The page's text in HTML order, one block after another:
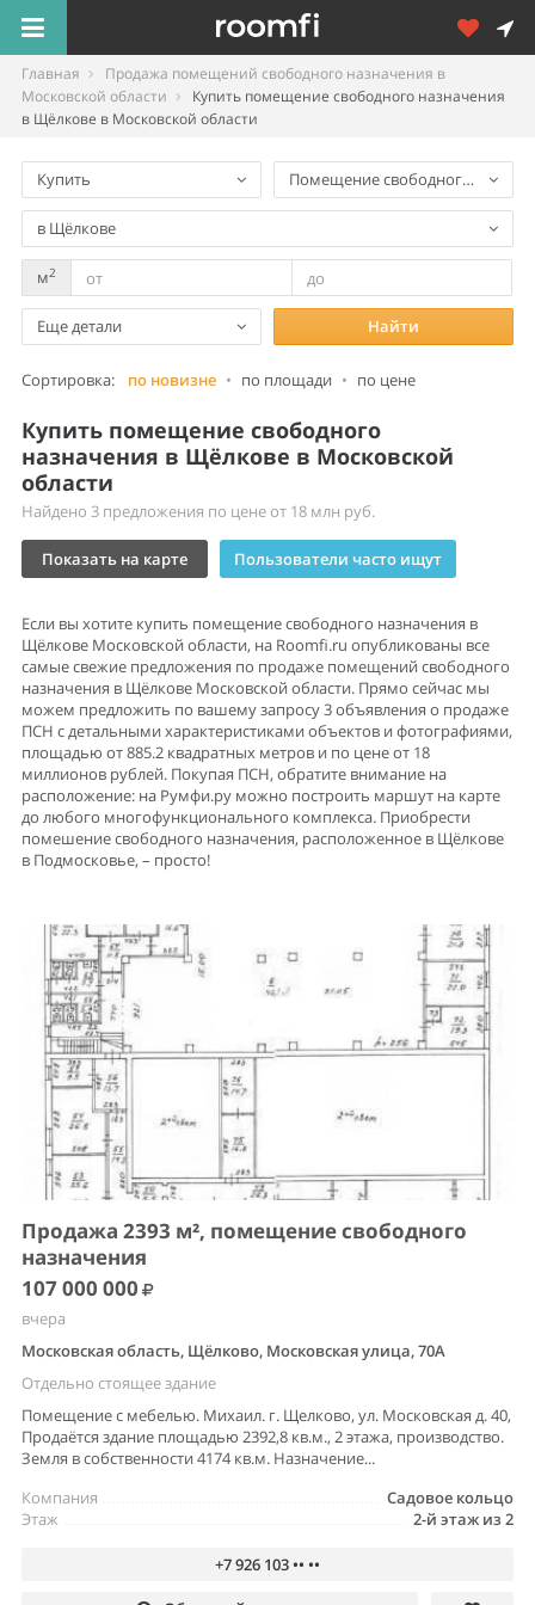
Главная
Продажа помещений свободного назначения в
Московской области
Купить помещение свободного назначения
в Щёлкове в Московской области
Купить Помещение свободного
в Щёлкове
м2
Еще детали Найти
Сортировка: по новизне • по площади • по цене
Купить помещение свободного
назначения в Щёлкове в Московской
области
Найдено 3 предложения по цене от 18 млн руб.
Показать на карте Пользователи часто ищут
Если вы хотите купить помещение свободного назначения в
Щёлкове Московской области, на Roomfi.ru опубликованы все
самые свежие предложения по продаже помещений свободного
назначения в Щёлкове Московской области. Прямо сейчас мы
можем предложить по вашему запросу 3 объявления о продаже
ПСН с детальными характеристиками объектов и фотографиями,
площадью от 885.2 квадратных метров и по цене от 18
миллионов рублей. Покупая ПСН, обратите внимание на
расположение: на Румфи.ру можно построить маршут на карте
до любого многофункционального комплекса. Приобрести
помешение свободного назначения, расположенное в Щёлкове
в Подмосковье, – просто!
Продажа 2393 м², помещение свободного
назначения
107 000 000
вчера
Московская область, Щёлково, Московская улица, 70А
Отдельно стоящее здание
Помещение с мебелью. Михаил. г. Щелково, ул. Московская д. 40,
Продаётся здание площадью 2392,8 кв.м., 2 этажа, производство.
Земля в собственности 4174 кв.м. Назначение...
Садовое кольцо
Компания
2-й этаж из 2
Этаж
+7 926 103 •• ••